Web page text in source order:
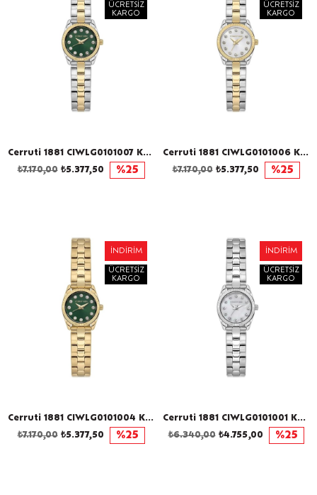
Cerruti 1881 CIWLG0101007 Kadın Kol Saati
ÜCRETSIZ
KARGO
₺5.377,50
₺7.170,00 %25
Cerruti 1881 CIWLG0101006 Kadın Kol Saati
ÜCRETSIZ
KARGO
₺5.377,50
₺7.170,00 %25
Cerruti 1881 CIWLG0101004 Kadın Kol Saati
İNDIRIM
ÜCRETSIZ
KARGO
₺5.377,50
₺7.170,00 %25
Cerruti 1881 CIWLG0101001 Kadın Kol Saati
İNDIRIM
ÜCRETSIZ
KARGO
₺4.755,00
₺6.340,00 %25